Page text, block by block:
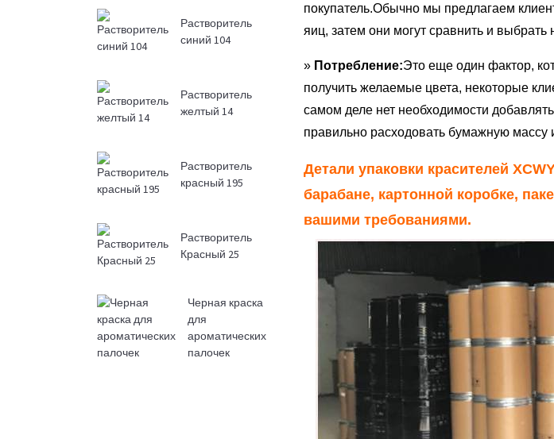
Растворитель
синий 104
Растворитель
желтый 14
Растворитель
красный 195
Растворитель
Красный 25
Черная краска
для
ароматических
палочек
покупатель.Обычно мы предлагаем
яиц, затем они могут сравнить и
» Потребление:Это еще один фактор,
получить желаемые цвета, некоторые
самом деле нет необходимости
правильно расходовать бумажную массу
Детали упаковки красителей
барабане, картонной коробке,
вашими требованиями.